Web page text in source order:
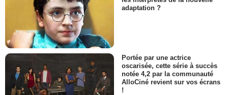
adaptation ?
Portée par une actrice
oscarisée, cette série à succès
notée 4,2 par la communauté
AlloCiné revient sur vos écrans
!